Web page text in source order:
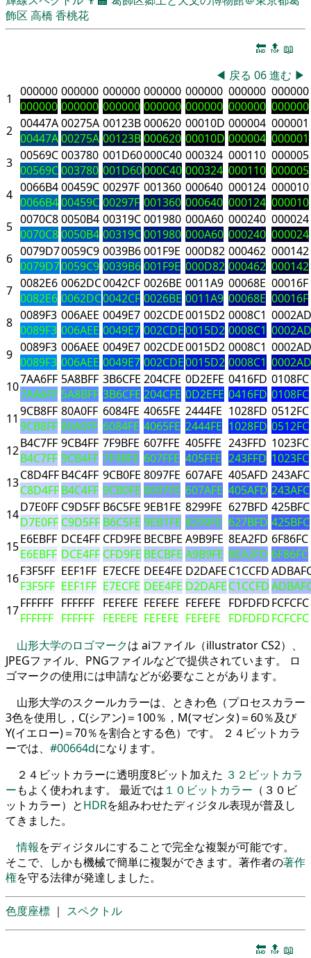
飾区 高橋 香桃花
🔚 🔝 📖
◀ 戻る 06進む ▶
1
000000
000000
000000
000000
000000
000000
000000
000000
000000
000000
000000
000000
000000
000000
2 00447A
00447A
00275A
00275A
00123B
00123B
000620
000620
00010D
00010D
000004
000004
000001
000001
3 00569C
00569C
003780
003780
001D60
001D60
000C40
000C40
000324
000324
000110
000110
000005
000005
4 0066B4
0066B4
00459C
00459C
00297F
00297F
001360
001360
000640
000640
000124
000124
000010
000010
5 0070C8
0070C8
0050B4
0050B4
00319C
00319C
001980
001980
000A60
000A60
000240
000240
000024
000024
6 0079D7
0079D7
0059C9
0059C9
0039B6
0039B6
001F9E
001F9E
000D82
000D82
000462
000462
000142
000142
7 0082E6
0082E6
0062DC
0062DC
0042CF
0042CF
0026BE
0026BE
0011A9
0011A9
00068E
00068E
00016F
00016F
8 0089F3
0089F3
006AEE
006AEE
0049E7
0049E7
002CDE
002CDE
0015D2
0015D2
0008C1
0008C1
0002AD
0002AD
9 0089F3
0089F3
006AEE
006AEE
0049E7
0049E7
002CDE
002CDE
0015D2
0015D2
0008C1
0008C1
0002AD
0002AD
107AA6FF
7AA6FF
5A8BFF
5A8BFF
3B6CFE
3B6CFE
204CFE
204CFE
0D2EFE
0D2EFE
0416FD
0416FD
0108FC
0108FC
11 9CB8FF
9CB8FF
80A0FF
80A0FF
6084FE
6084FE
4065FE
4065FE
2444FE
2444FE
1028FD
1028FD
0512FC
0512FC
12B4C7FF
B4C7FF
9CB4FF
9CB4FF
7F9BFE
7F9BFE
607FFE
607FFE
405FFE
405FFE
243FFD
243FFD
1023FC
1023FC
13C8D4FF
C8D4FF
B4C4FF
B4C4FF
9CB0FE
9CB0FE
8097FE
8097FE
607AFE
607AFE
405AFD
405AFD
243AFC
243AFC
14D7E0FF
D7E0FF
C9D5FF
C9D5FF
B6C5FE
B6C5FE
9EB1FE
9EB1FE
8299FE
8299FE
627BFD
627BFD
425BFC
425BFC
15E6EBFF
E6EBFF
DCE4FF
DCE4FF
CFD9FE
CFD9FE
BECBFE
BECBFE
A9B9FE
A9B9FE
8EA2FD
8EA2FD
6F86FC
6F86FC
16F3F5FF
F3F5FF
EEF1FF
EEF1FF
E7ECFE
E7ECFE
DEE4FE
DEE4FE
D2DAFE
D2DAFE
C1CCFD
C1CCFD
17FFFFFF
FFFFFF
FFFFFF
FFFFFF
FEFEFE
FEFEFE
FEFEFE
FEFEFE
FEFEFE
FEFEFE
FDFDFD
FDFDFD
FCFCFC
FCFCFC
山形大学のロゴマークは aiファイル（illustrator CS2）、
JPEGファイル、PNGファイルなどで提供されています。 ロ
ゴマークの使用には申請などが必要なことがあります。
山形大学のスクールカラーは、ときわ色（プロセスカラー
3色を使用し，C(シアン)＝100％，M(マゼンタ)＝60％及び
Y(イエロー)＝70％を割合とする色）です。 ２４ビットカラ
ーでは、 #00664dになります。
２４ビットカラーに透明度8ビット加えた ３２ビットカラ
ーもよく使われます。 最近では １０ビットカラー （３０ビ
ットカラー）とHDRを組みわせたディジタル表現が普及し
てきました。
情報をディジタルにすることで完全な複製が可能です。
そこで、しかも機械で簡単に複製ができます。著作者の著作
権を守る法律が発達しました。
色度座標 ｜ スペクトル
🔚 🔝 📖